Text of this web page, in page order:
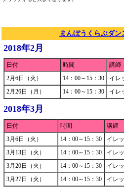
まんぼうくらぶダ
2018年2月
日付 時間
講師
2月6日（火）
14：00～15：30
イレ
2月26日（月）
14：00～15：30 イレ
2018年3月
日付 時間
講師
3月6日（火）
14：00～15：30
イレ
3月13日（火）
14：00～15：30
イレ
3月20日（火）
14：00～15：30
イレ
3月27日（火）
14：00～15：30 イレ